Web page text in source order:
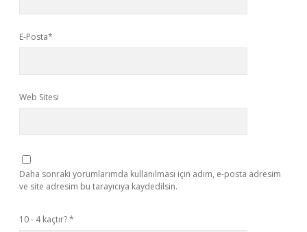
E-Posta*
Web Sitesi
Daha sonraki yorumlarımda kullanılması için adım, e-posta adresim
ve site adresim bu tarayıcıya kaydedilsin.
10 - 4 kaçtır?*